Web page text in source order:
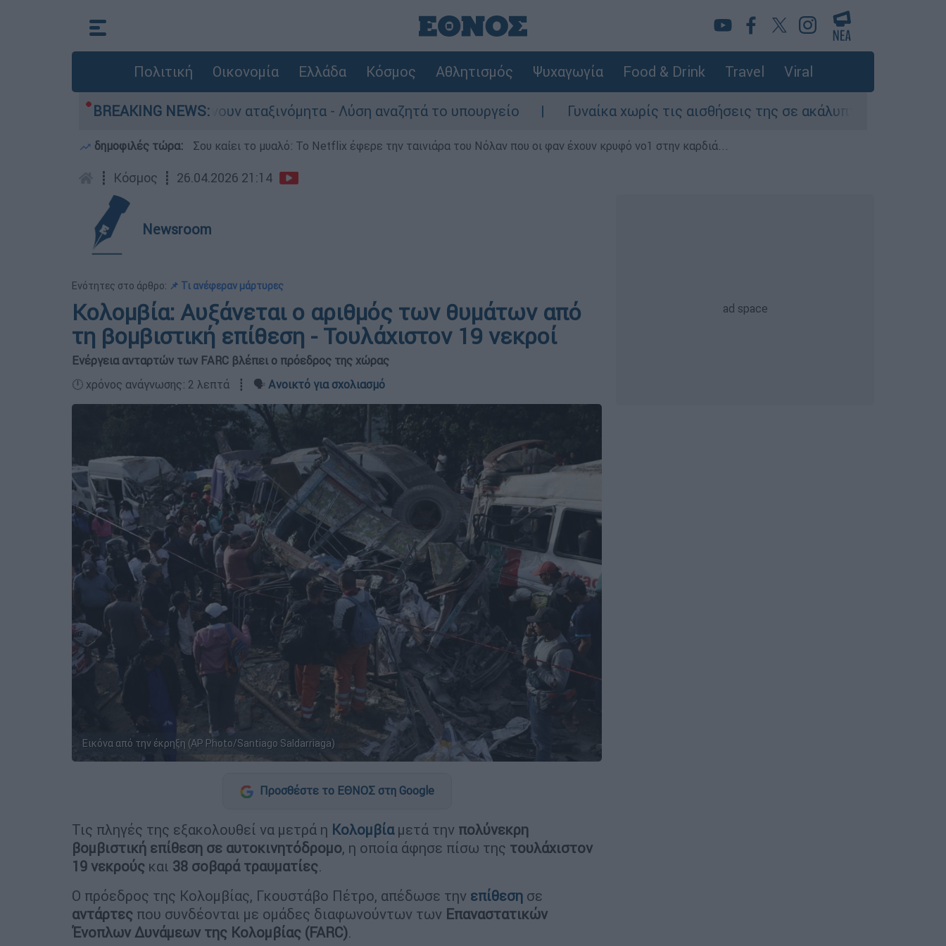
Πολιτική Οικονομία Ελλάδα Κόσμος Αθλητισμός Ψυχαγωγία Food & Drink Travel Viral
BREAKING NEWS:
παραμένουν αταξινόμητα - Λύση αναζητά το υπουργείο Γυναίκα χωρίς τις αισθήσεις της σε ακάλυπτο πολυκατοικίας στη
δημοφιλές τώρα: Σου καίει το μυαλό: Το Netflix έφερε την ταινιάρα του Νόλαν που οι φαν έχουν κρυφό νο1 στην καρδιά...
┋ Κόσμος ┋ 26.04.2026 21:14
Newsroom
Ενότητες στο άρθρο: 📌 Τι ανέφεραν μάρτυρες
Κολομβία: Αυξάνεται ο αριθμός των θυμάτων από
τη βομβιστική επίθεση - Τουλάχιστον 19 νεκροί
Ενέργεια ανταρτών των FARC βλέπει ο πρόεδρος της χώρας
🕛 χρόνος ανάγνωσης: 2 λεπτά ┋ 🗣️ Ανοικτό για σχολιασμό
Εικόνα από την έκρηξη (AP Photo/Santiago Saldarriaga)
Προσθέστε το ΕΘΝΟΣ στη Google
Τις πληγές της εξακολουθεί να μετρά η Κολομβίαμετά την πολύνεκρη
βομβιστική επίθεση σε αυτοκινητόδρομο, η οποία άφησε πίσω της τουλάχιστον
19 νεκρούς και 38 σοβαρά τραυματίες.
Ο πρόεδρος της Κολομβίας, Γκουστάβο Πέτρο, απέδωσε την επίθεση σε
αντάρτες που συνδέονται με ομάδες διαφωνούντων των Επαναστατικών
Ένοπλων Δυνάμεων της Κολομβίας (FARC).